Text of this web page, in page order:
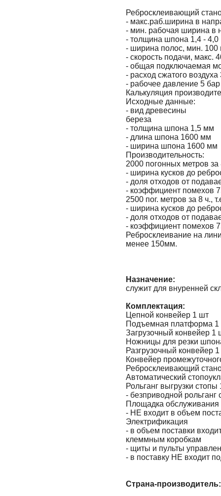
Ребросклеивающий
- макс.раб.ширина в
- мин. рабочая ширина в
- толщина шпона 1,4 -
- ширина полос, мин. 100
- скорость подачи, макс.
- общая подключаемая
- расход сжатого
- рабочее давление 5 бар
Калькуляция
Исходные данные:
- вид древесины
береза
- толщина шпона 1,5 мм
- длина шпона 1600 мм
- ширина шпона 1600 мм
Производительность:
2000 погонных метров
- ширина кусков до
- доля отходов от
- коэффициент помехов
2500 пог. метров за 8 ч.,
- ширина кусков до
- доля отходов от
- коэффициент помехов
Ребросклеивание на
менее 150мм.
Назначение:
служит для внуренней
Комплектация:
Цепной конвейер 1 шт
Подъемная платформа 1
Загрузочный конвейер 1
Ножницы для резки
Разгрузочный конвейер
Конвейер
Ребросклеивающий
Автоматический
Рольганг выгрузки стопы
- безприводной рольганг
Площадка обслуживания
- НЕ входит в объем
Электрификация
- в объем поставки
клеммным коробкам
- щиты и пульты
- в поставку НЕ входит
Страна-производитель: